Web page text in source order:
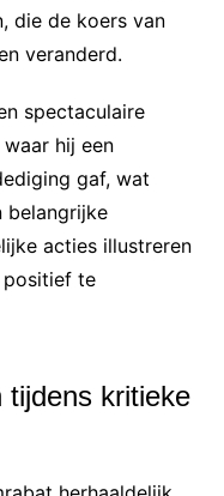
die de koers van
veranderd.
spectaculaire
hij een
gaf, wat
belangrijke
acties illustreren
positief te
tijdens kritieke